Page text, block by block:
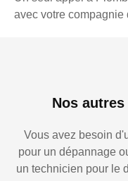
avec votre compagnie
Nos
Vous avez besoin
pour un dépannage
un technicien pour le